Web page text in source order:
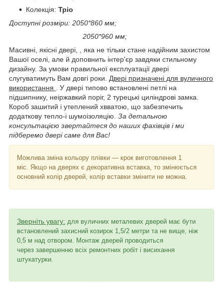
Колекція: Тріо
Доступні розміри: 2050*860 мм;
2050*960 мм;
Масивні, якісні двері, , яка не тільки стане надійним захистом
Вашої оселі, але й доповнить інтер'єр завдяки стильному
дизайну. За умови правильної експлуатації двері
слугуватимуть Вам довгі роки. Двері призначені для вуличного
використання
. У двері типово встановлені петлі на
підшипнику, неіржавкий поріг, 2 турецькі циліндрові замка.
Короб зашитий і утеплений хвватою, що забезпечить
додаткову тепло-і шумоізоляцію. За детальною
консультацією звертайтеся до наших фахівців і ми
підберемо двері саме для Вас!
Можлива зміна кольору плівки — крок виготовлення 1
міс. Якщо на дверях є декоративна вставка, то змінюється
основний колір дверей, колір вставки змінити не можна.
Зверніть увагу: для вуличних металевих дверей має бути
встановлений захисний козирок 1,5/2 метри та не вище, ніж
0,5 м над отвором. Монтаж дверей проводиться
через завершенню всіх ремонтних робіт і висихання
штукатурки.